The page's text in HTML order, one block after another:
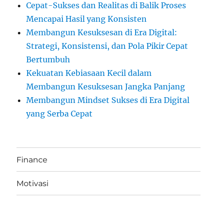
Cepat-Sukses dan Realitas di Balik Proses
Mencapai Hasil yang Konsisten
Membangun Kesuksesan di Era Digital:
Strategi, Konsistensi, dan Pola Pikir Cepat
Bertumbuh
Kekuatan Kebiasaan Kecil dalam
Membangun Kesuksesan Jangka Panjang
Membangun Mindset Sukses di Era Digital
yang Serba Cepat
Finance
Motivasi